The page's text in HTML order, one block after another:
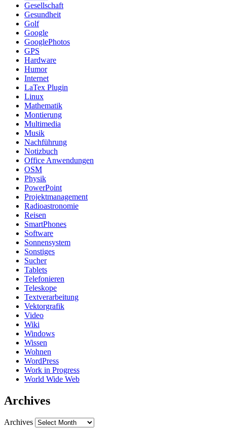
Gesellschaft
Gesundheit
Golf
Google
GooglePhotos
GPS
Hardware
Humor
Internet
LaTex Plugin
Linux
Mathematik
Montierung
Multimedia
Musik
Nachführung
Notizbuch
Office Anwendungen
OSM
Physik
PowerPoint
Projektmanagement
Radioastronomie
Reisen
SmartPhones
Software
Sonnensystem
Sonstiges
Sucher
Tablets
Telefonieren
Teleskope
Textverarbeitung
Vektorgrafik
Video
Wiki
Windows
Wissen
Wohnen
WordPress
Work in Progress
World Wide Web
Archives
Archives